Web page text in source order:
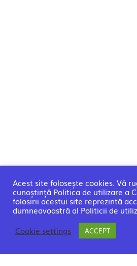
Acest site folosește cookies. Vă
cunoștință Politica de utilizare a
folosirii acestui site reprezintă
dumneavoastră al Politicii de
Cookie settings
ACCEPT